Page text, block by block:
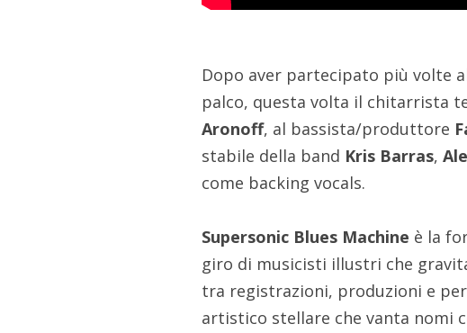
Dopo aver partecipato più volte
palco, questa volta il chitarrista
Aronoff, al bassista/produttore
stabile della band Kris Barras,
come backing vocals.
Supersonic Blues Machine è la
giro di musicisti illustri che
tra registrazioni, produzioni e
artistico stellare che vanta nomi